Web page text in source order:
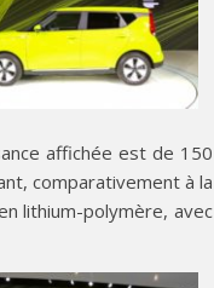
affichée est de 150
comparativement à la
lithium-polymère, avec